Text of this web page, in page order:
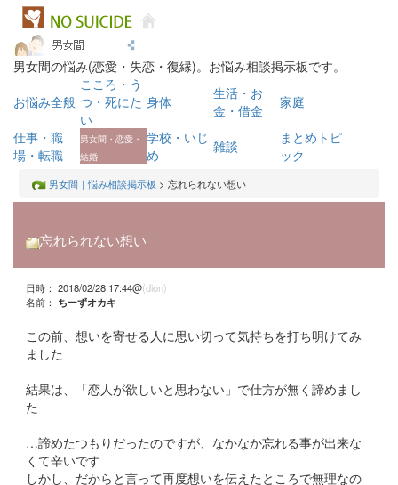
男女間の悩み(恋愛・失恋・復縁)。お悩み相談掲示板です。
お悩み全般
こころ・う
つ・死にた
い
身体
生活・お
金・借金
家庭
仕事・職
場・転職
男女間・恋愛・
結婚
学校・いじ
め
雑談
まとめトピ
ック
男女間｜悩み相談掲示板 > 忘れられない想い
忘れられない想い
日時： 2018/02/28 17:44@(dion)
名前： ちーずオカキ
この前、想いを寄せる人に思い切って気持ちを打ち明けてみ
ました
結果は、「恋人が欲しいと思わない」で仕方が無く諦めまし
た
…諦めたつもりだったのですが、なかなか忘れる事が出来な
くて辛いです
しかし、だからと言って再度想いを伝えたところで無理なの